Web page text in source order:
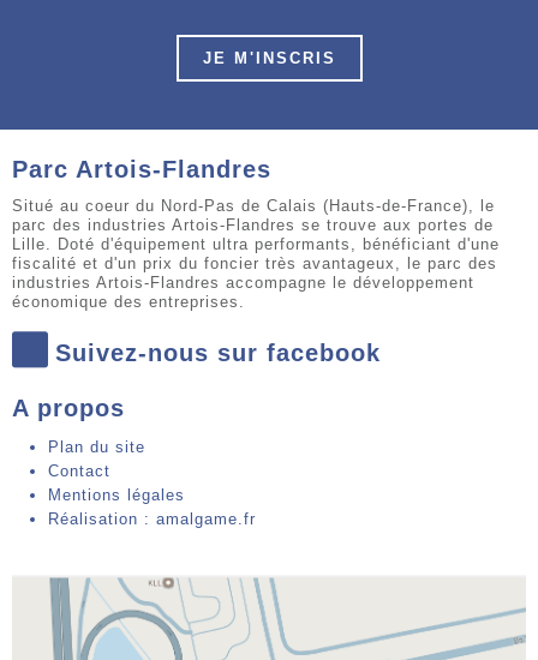
JE M'INSCRIS
Parc Artois-Flandres
Situé au coeur du Nord-Pas de Calais (Hauts-de-France), le
parc des industries Artois-Flandres se trouve aux portes de
Lille. Doté d'équipement ultra performants, bénéficiant d'une
fiscalité et d'un prix du foncier très avantageux, le parc des
industries Artois-Flandres accompagne le développement
économique des entreprises.
Suivez-nous sur facebook
A propos
Plan du site
Contact
Mentions légales
Réalisation : amalgame.fr